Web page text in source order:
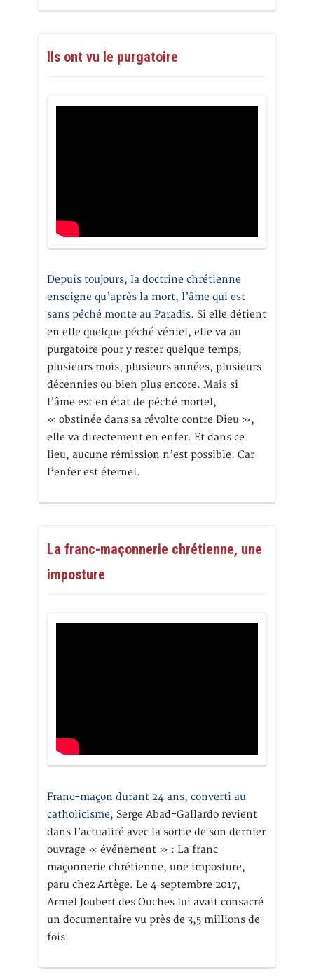
Ils ont vu le purgatoire
Depuis toujours, la doctrine chrétienne
enseigne qu’après la mort, l’âme qui est
sans péché monte au Paradis. Si elle détient
en elle quelque péché véniel, elle va au
purgatoire pour y rester quelque temps,
plusieurs mois, plusieurs années, plusieurs
décennies ou bien plus encore. Mais si
l’âme est en état de péché mortel,
« obstinée dans sa révolte contre Dieu »,
elle va directement en enfer. Et dans ce
lieu, aucune rémission n’est possible. Car
l’enfer est éternel.
La franc-maçonnerie chrétienne, une
imposture
Franc-maçon durant 24 ans, converti au
catholicisme, Serge Abad-Gallardo revient
dans l’actualité avec la sortie de son dernier
ouvrage « événement » : La franc-
maçonnerie chrétienne, une imposture,
paru chez Artège. Le 4 septembre 2017,
Armel Joubert des Ouches lui avait consacré
un documentaire vu près de 3,5 millions de
fois.